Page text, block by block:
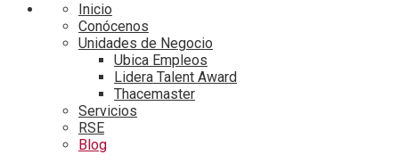
Inicio
Conócenos
Unidades de Negocio
Ubica Empleos
Lidera Talent Award
Thacemaster
Servicios
RSE
Blog